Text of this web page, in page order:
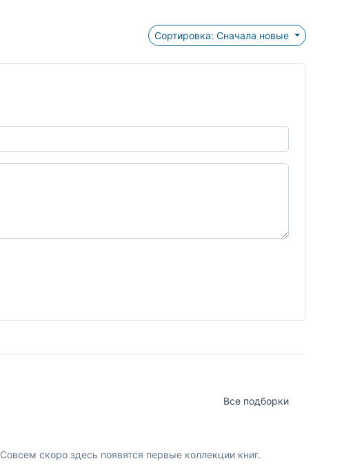
Сортировка: Сначала новые
Все подборки
скоро здесь появятся первые коллекции книг.